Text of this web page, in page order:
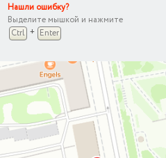
Нашли ошибку?
Выделите мышкой и нажмите
Ctrl + Enter